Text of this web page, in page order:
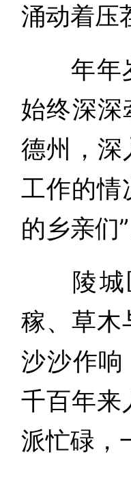
涌动着压
年年岁
始终深
德州，深
工作的情
的乡亲们”
陵城区
稼、草木
沙沙作
千百年来
派忙碌，